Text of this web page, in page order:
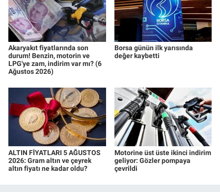
Akaryakıt fiyatlarında son
durum! Benzin, motorin ve
LPG'ye zam, indirim var mı? (6
Ağustos 2026)
Borsa günün ilk yarısında
değer kaybetti
ALTIN FİYATLARI 5 AĞUSTOS
2026: Gram altın ve çeyrek
altın fiyatı ne kadar oldu?
Motorine üst üste ikinci indirim
geliyor: Gözler pompaya
çevrildi